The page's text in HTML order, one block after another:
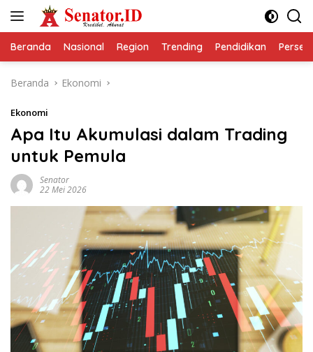
Beranda Nasional Region Trending Pendidikan
Beranda Ekonomi
Ekonomi
Apa Itu Akumulasi dalam Trading
untuk Pemula
Senator
22 Mei 2026